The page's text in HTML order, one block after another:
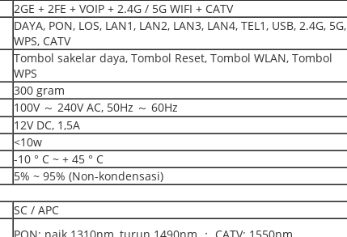
2GE + 2FE + VOIP + 2.4G / 5G WIFI + CATV
DAYA, PON, LOS, LAN1, LAN2, LAN3, LAN4, TEL1, USB, 2.4G, 5G,
WPS, CATV
Tombol sakelar daya, Tombol Reset, Tombol WLAN, Tombol
WPS
300 gram
100V ～ 240V AC, 50Hz ～ 60Hz
12V DC, 1,5A
<10w
-10 ° C ~ + 45 ° C
5% ~ 95% (Non-kondensasi)
SC / APC